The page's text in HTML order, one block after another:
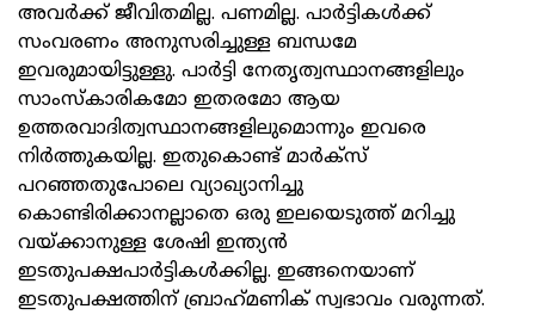
അവര്‍ക്ക് ജീവിതമില്ല. പണമില്ല. പാര്‍ട്ടികള്‍ക്ക്
സംവരണം അനുസരിച്ചുള്ള ബന്ധമേ
ഇവരുമായിട്ടുള്ളു. പാര്‍ട്ടി നേതൃത്വസ്ഥാനങ്ങളിലും
സാംസ്‌കാരികമോ ഇതരമോ ആയ
ഉത്തരവാദിത്വസ്ഥാനങ്ങളിലുമൊന്നും ഇവരെ
നിര്‍ത്തുകയില്ല. ഇതുകൊണ്ട് മാര്‍ക്‌സ്
പറഞ്ഞതുപോലെ വ്യാഖ്യാനിച്ചു
കൊണ്ടിരിക്കാനല്ലാതെ ഒരു ഇലയെടുത്ത് മറിച്ചു
വയ്ക്കാനുള്ള ശേഷി ഇന്ത്യന്‍
ഇടതുപക്ഷപാര്‍ട്ടികള്‍ക്കില്ല. ഇങ്ങനെയാണ്
ഇടതുപക്ഷത്തിന് ബ്രാഹ്‌മണിക് സ്വഭാവം വരുന്നത്.